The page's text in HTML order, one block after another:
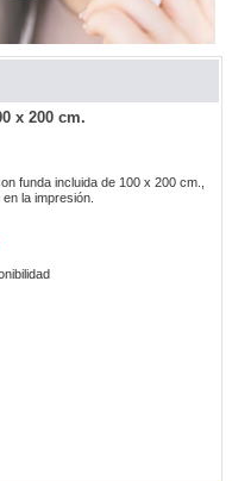
x 200 cm.
funda incluida de 100 x 200 cm.,
la impresión.